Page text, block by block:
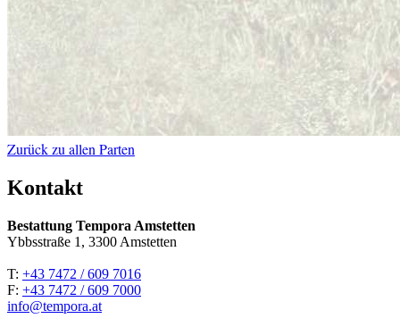
Zurück zu allen Parten
Kontakt
Bestattung Tempora Amstetten
Ybbsstraße 1, 3300 Amstetten
T: +43 7472 / 609 7016
F: +43 7472 / 609 7000
info@tempora.at